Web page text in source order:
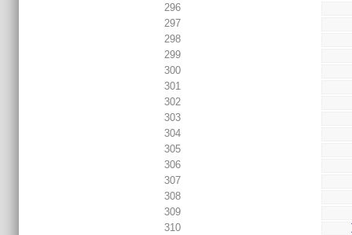
296
297
298
299
300
301
302
303
304
305
306
307
308
309
310